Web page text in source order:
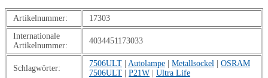
Artikelnummer:
17303
Internationale
Artikelnummer:
4034451173033
Schlagwörter:
7506ULT Autolampe Metallsockel
OSRAM
7506ULT
P21W
Ultra Life